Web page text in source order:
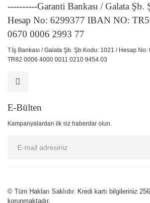
----------Garanti Bankası / Galata
Hesap No: 6299377 IBAN NO:
0670 0006 2993 77
T.İş Bankası / Galata Şb. Şb.Kodu: 1021 / Hesap
TR82 0006 4000 0011 0210 9454 03
E-Bülten
Kampanyalardan ilk siz haberdar olun.
© Tüm Hakları Saklıdır. Kredi kartı bilgileriniz
korunmaktadır.